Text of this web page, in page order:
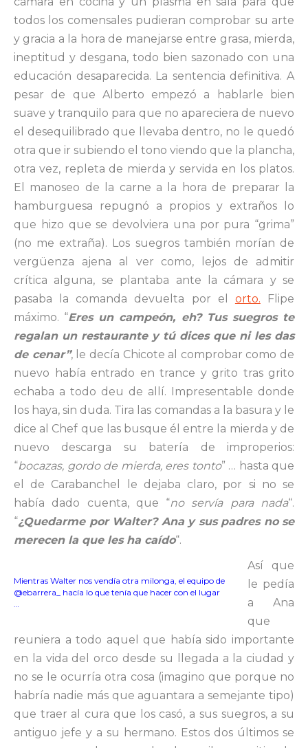
todos los comensales pudieran comprobar su arte
y gracia a la hora de manejarse entre grasa, mierda,
ineptitud y desgana, todo bien sazonado con una
educación desaparecida. La sentencia definitiva. A
pesar de que Alberto empezó a hablarle bien
suave y tranquilo para que no apareciera de nuevo
el desequilibrado que llevaba dentro, no le quedó
otra que ir subiendo el tono viendo que la plancha,
otra vez, repleta de mierda y servida en los platos.
El manoseo de la carne a la hora de preparar la
hamburguesa repugnó a propios y extraños lo
que hizo que se devolviera una por pura “grima”
(no me extraña). Los suegros también morían de
vergüenza ajena al ver como, lejos de admitir
crítica alguna, se plantaba ante la cámara y se
pasaba la comanda devuelta por el orto. Flipe
máximo. “Eres un campeón, eh? Tus suegros te
regalan un restaurante y tú dices que ni les das
de cenar”, le decía Chicote al comprobar como de
nuevo había entrado en trance y grito tras grito
echaba a todo deu de allí. Impresentable donde
los haya, sin duda. Tira las comandas a la basura y le
dice al Chef que las busque él entre la mierda y de
nuevo descarga su batería de improperios:
“bocazas, gordo de mierda, eres tonto” … hasta que
el de Carabanchel le dejaba claro, por si no se
había dado cuenta, que “no servía para nada“.
“¿Quedarme por Walter? Ana y sus padres no se
merecen la que les ha caído“.
Mientras Walter nos vendía otra milonga, el equipo de
@ebarrera_ hacía lo que tenía que hacer con el lugar
…
Así que
le pedía
a Ana
que
reuniera a todo aquel que había sido importante
en la vida del orco desde su llegada a la ciudad y
no se le ocurría otra cosa (imagino que porque no
habría nadie más que aguantara a semejante tipo)
que traer al cura que los casó, a sus suegros, a su
antiguo jefe y a su hermano. Estos dos últimos se